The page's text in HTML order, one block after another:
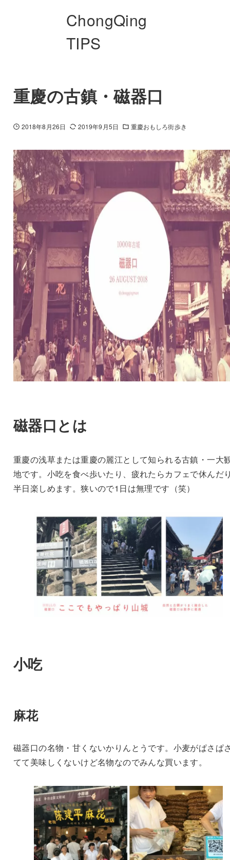
ChongQing
TIPS
重慶の古鎮・磁器口
2018年8月26日 2019年9月5日 重慶おもしろ街歩き
磁器口とは
重慶の浅草または重慶の麗江として知られる古鎮・一大
地です。小吃を食べ歩いたり、疲れたらカフェで休んだ
半日楽しめます。狭いので1日は無理です（笑）
小吃
麻花
磁器口の名物・甘くないかりんとうです。小麦がぱさぱ
てて美味しくないけど名物なのでみんな買います。